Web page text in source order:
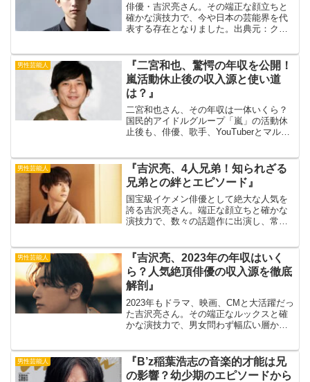
俳優・吉沢亮さん。その端正な顔立ちと
確かな演技力で、今や日本の芸能界を代
表する存在となりました。出典元：クラ
今回は、吉沢さんが語った父親との秘話
や、芸能界入りのきっかけ...
男性芸能人
『二宮和也、驚愕の年収を公開！
嵐活動休止後の収入源と使い道
は？』
二宮和也さん、その年収は一体いくら？
国民的アイドルグループ「嵐」の活動休
止後も、俳優、歌手、YouTuberとマルチ
さらにはYouTubeチャンネルの収益な
ど、その額は...
男性芸能人
『吉沢亮、4人兄弟！知られざる
兄弟との絆とエピソード』
国宝級イケメン俳優として絶大な人気を
誇る吉沢亮さん。端正な顔立ちと確かな
演技力で、数々の話題作に出演し、常に
ご存知でしょうか？出典元：MOVIE
WALKER PRE...
男性芸能人
『吉沢亮、2023年の年収はいく
ら？人気絶頂俳優の収入源を徹底
解剖』
2023年もドラマ、映画、CMと大活躍だっ
た吉沢亮さん。その端正なルックスと確
かな演技力で、男女問わず幅広い層から
吉沢亮さんの年収はいくら？吉沢亮さん
の2023年の...
男性芸能人
『B’z稲葉浩志の音楽的才能は兄
の影響？幼少期のエピソードから